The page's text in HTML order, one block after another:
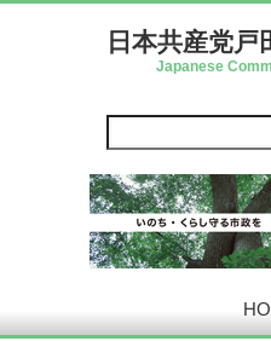
日本共産党戸
Japanese